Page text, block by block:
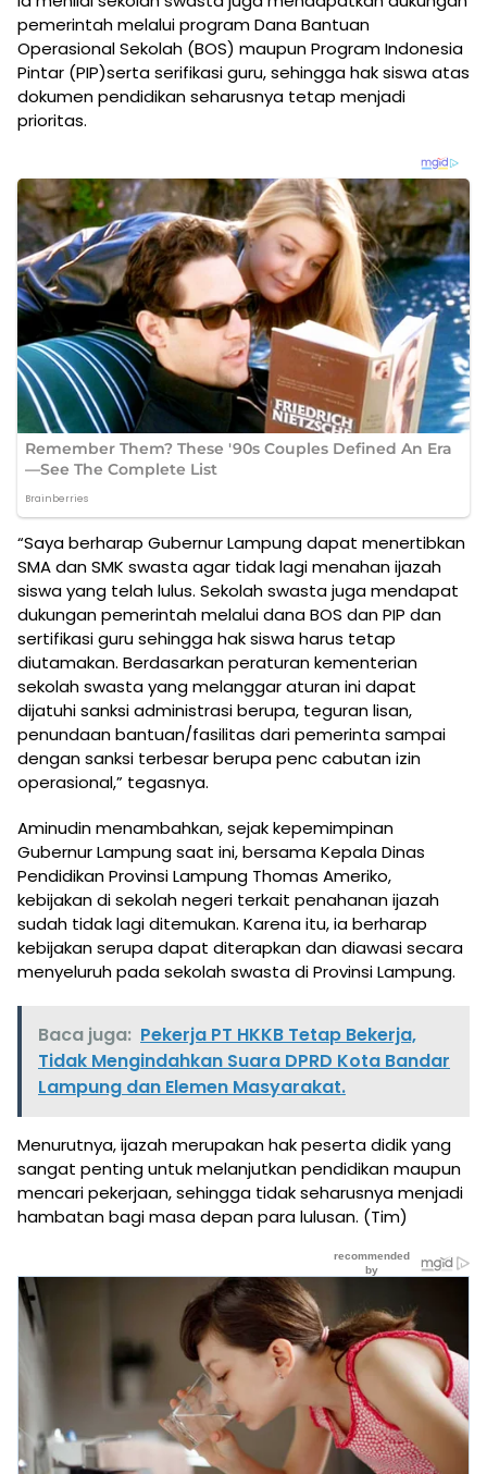
pemerintah melalui program Dana Bantuan
Operasional Sekolah (BOS) maupun Program Indonesia
Pintar (PIP)serta serifikasi guru, sehingga hak siswa atas
dokumen pendidikan seharusnya tetap menjadi
prioritas.
“Saya berharap Gubernur Lampung dapat menertibkan
SMA dan SMK swasta agar tidak lagi menahan ijazah
siswa yang telah lulus. Sekolah swasta juga mendapat
dukungan pemerintah melalui dana BOS dan PIP dan
sertifikasi guru sehingga hak siswa harus tetap
diutamakan. Berdasarkan peraturan kementerian
sekolah swasta yang melanggar aturan ini dapat
dijatuhi sanksi administrasi berupa, teguran lisan,
penundaan bantuan/fasilitas dari pemerinta sampai
dengan sanksi terbesar berupa penc cabutan izin
operasional,” tegasnya.
Aminudin menambahkan, sejak kepemimpinan
Gubernur Lampung saat ini, bersama Kepala Dinas
Pendidikan Provinsi Lampung Thomas Ameriko,
kebijakan di sekolah negeri terkait penahanan ijazah
sudah tidak lagi ditemukan. Karena itu, ia berharap
kebijakan serupa dapat diterapkan dan diawasi secara
menyeluruh pada sekolah swasta di Provinsi Lampung.
Baca juga: Pekerja PT HKKB Tetap Bekerja,
Tidak Mengindahkan Suara DPRD Kota Bandar
Lampung dan Elemen Masyarakat.
Menurutnya, ijazah merupakan hak peserta didik yang
sangat penting untuk melanjutkan pendidikan maupun
mencari pekerjaan, sehingga tidak seharusnya menjadi
hambatan bagi masa depan para lulusan. (Tim)